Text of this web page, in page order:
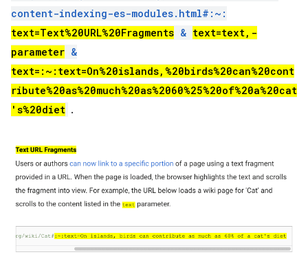
content-indexing-es-modules.html#:~:
text=Text%20URL%20Fragments & text=text,-
parameter &
text=:~:text=On%20islands,%20birds%20can%20cont
ribute%20as%20much%20as%2060%25%20of%20a%20cat
's%20diet .